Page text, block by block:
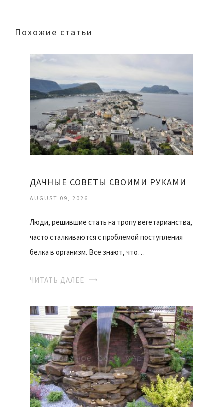
Похожие статьи
ДАЧНЫЕ СОВЕТЫ СВОИМИ РУКАМИ
AUGUST 09, 2026
Люди, решившие стать на тропу вегетарианства,
часто сталкиваются с проблемой поступления
белка в организм. Все знают, что…
ЧИТАТЬ ДАЛЕЕ